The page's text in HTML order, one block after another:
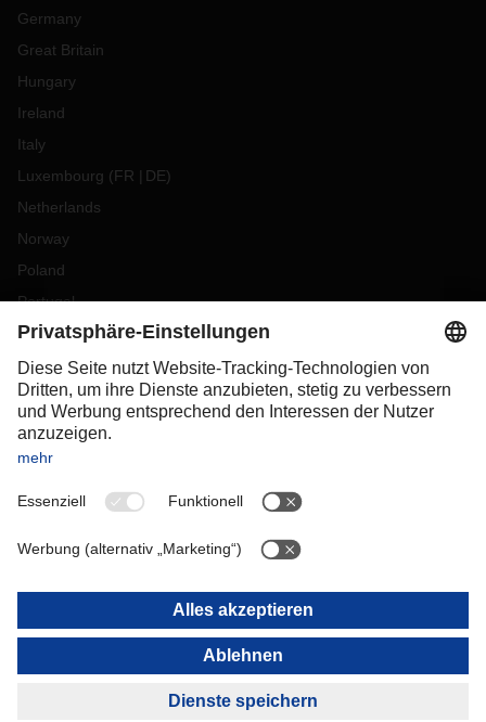
Germany
Great Britain
Hungary
Ireland
Italy
Luxembourg (FR DE)
Netherlands
Norway
Poland
Portugal
Romania
Slovakia
Spain
Sweden
Switzerland
OCEANIA